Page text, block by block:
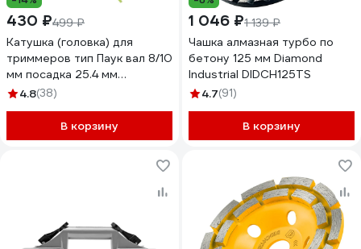
430 ₽499 ₽
Катушка (головка) для
триммеров тип Паук вал 8/10
мм посадка 25.4 мм
универсальная Diamond
4.8(38)
В корзину
1 046 ₽1 139 ₽
Чашка алмазная турбо по
бетону 125 мм Diamond
Industrial DIDCH125TS
4.7(91)
В корзину